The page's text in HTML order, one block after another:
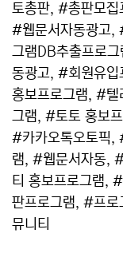
토총판, #총판모집
#웹문서자동광고,
그램DB추출프로
동광고, #회원유
홍보프로그램, #
그램, #토토 홍보
#카카오톡오토픽,
램, #웹문서자동,
티 홍보프로그램,
판프로그램, #프
뮤니티